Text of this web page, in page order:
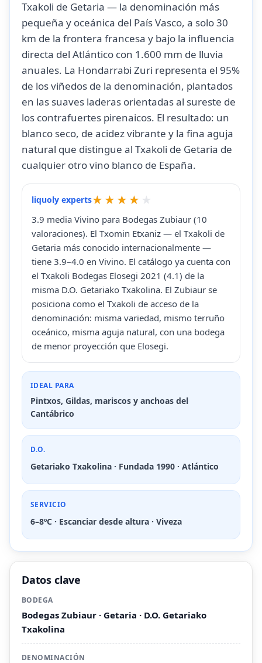
Txakoli de Getaria — la denominación más
pequeña y oceánica del País Vasco, a solo 30
km de la frontera francesa y bajo la influencia
directa del Atlántico con 1.600 mm de lluvia
anuales. La Hondarrabi Zuri representa el 95%
de los viñedos de la denominación, plantados
en las suaves laderas orientadas al sureste de
los contrafuertes pirenaicos. El resultado: un
blanco seco, de acidez vibrante y la fina aguja
natural que distingue al Txakoli de Getaria de
cualquier otro vino blanco de España.
liquoly experts
3.9 media Vivino para Bodegas Zubiaur (10
valoraciones). El Txomin Etxaniz — el Txakoli de
Getaria más conocido internacionalmente —
tiene 3.9–4.0 en Vivino. El catálogo ya cuenta con
el Txakoli Bodegas Elosegi 2021 (4.1) de la
misma D.O. Getariako Txakolina. El Zubiaur se
posiciona como el Txakoli de acceso de la
denominación: misma variedad, mismo terruño
oceánico, misma aguja natural, con una bodega
de menor proyección que Elosegi.
IDEAL PARA
Pintxos, Gildas, mariscos y anchoas del
Cantábrico
D.O.
Getariako Txakolina · Fundada 1990 · Atlántico
SERVICIO
6–8ºC · Escanciar desde altura · Viveza
Datos clave
BODEGA
Bodegas Zubiaur · Getaria · D.O. Getariako
Txakolina
DENOMINACIÓN